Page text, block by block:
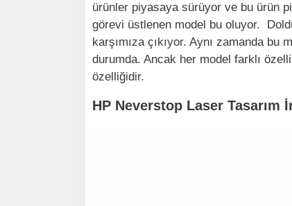
ürünler piyasaya sürüyor ve bu ürün
görevi üstlenen model bu oluyor.
karşımıza çıkıyor. Aynı zamanda
durumda. Ancak her model farklı
özelliğidir.
HP Neverstop Laser Tasarım